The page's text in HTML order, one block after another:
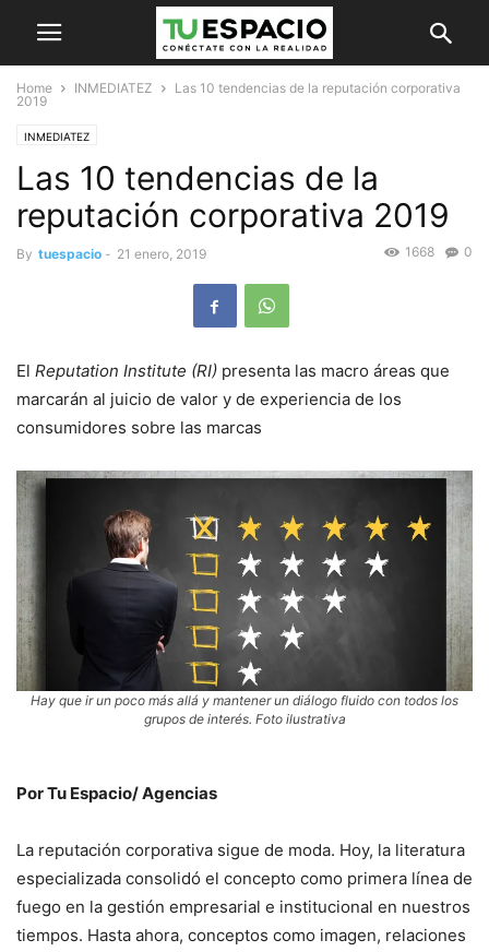
Home INMEDIATEZ
Las 10 tendencias de la reputación corporativa
2019
INMEDIATEZ
Las 10 tendencias de la
reputación corporativa 2019
By tuespacio - 21 enero, 2019 0
1668
El Reputation Institute (RI) presenta las macro áreas que
marcarán al juicio de valor y de experiencia de los
consumidores sobre las marcas
Hay que ir un poco más allá y mantener un diálogo fluido con todos los
grupos de interés. Foto ilustrativa
Por Tu Espacio/ Agencias
La reputación corporativa sigue de moda. Hoy, la literatura
especializada consolidó el concepto como primera línea de
fuego en la gestión empresarial e institucional en nuestros
tiempos. Hasta ahora, conceptos como imagen, relaciones